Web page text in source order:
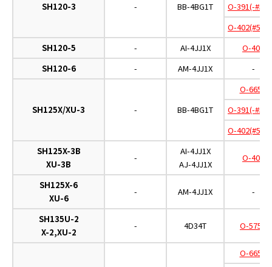
SH120-3 - BB-4BG1T
O-391(-
O-
SH120-5
- AI-4JJ1X
O-402
SH120-6
- AM-4JJ1X -
SH125X/XU-3 - BB-4BG1T
O-665D
O-391(-
O-
SH125X-3B
XU-3B
-
AI-4JJ1X
AJ-4JJ1X
O-402
SH125X-6
XU-6
- AM-4JJ1X -
SH135U-2
X-2,XU-2
- 4D34T O-575A
O-665D